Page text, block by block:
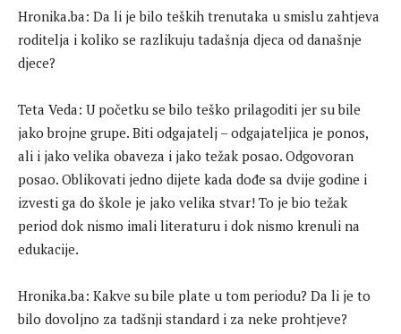
Hronika.ba: Da li je bilo teških trenutaka u smislu zahtjeva
roditelja i koliko se razlikuju tadašnja djeca od današnje
djece?
Teta Veda: U početku se bilo teško prilagoditi jer su bile
jako brojne grupe. Biti odgajatelj – odgajateljica je ponos,
ali i jako velika obaveza i jako težak posao. Odgovoran
posao. Oblikovati jedno dijete kada dođe sa dvije godine i
izvesti ga do škole je jako velika stvar! To je bio težak
period dok nismo imali literaturu i dok nismo krenuli na
edukacije.
Hronika.ba: Kakve su bile plate u tom periodu? Da li je to
bilo dovoljno za tadšnji standard i za neke prohtjeve?